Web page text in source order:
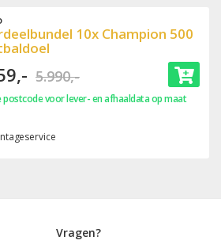
10x Champion 500
5.990,-
postcode voor lever- en afhaaldata op maat
Vragen?